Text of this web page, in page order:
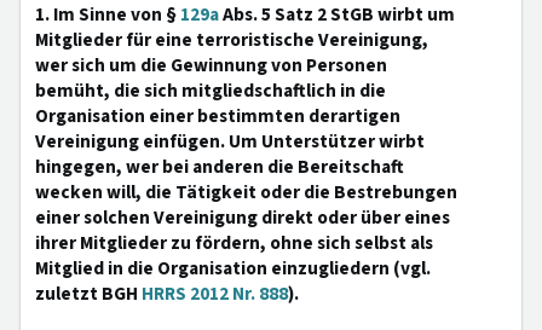
1. Im Sinne von §129aAbs. 5 Satz 2 StGB wirbt um
Mitglieder für eine terroristische Vereinigung,
wer sich um die Gewinnung von Personen
bemüht, die sich mitgliedschaftlich in die
Organisation einer bestimmten derartigen
Vereinigung einfügen. Um Unterstützer wirbt
hingegen, wer bei anderen die Bereitschaft
wecken will, die Tätigkeit oder die Bestrebungen
einer solchen Vereinigung direkt oder über eines
ihrer Mitglieder zu fördern, ohne sich selbst als
Mitglied in die Organisation einzugliedern (vgl.
zuletzt BGH HRRS 2012 Nr. 888).